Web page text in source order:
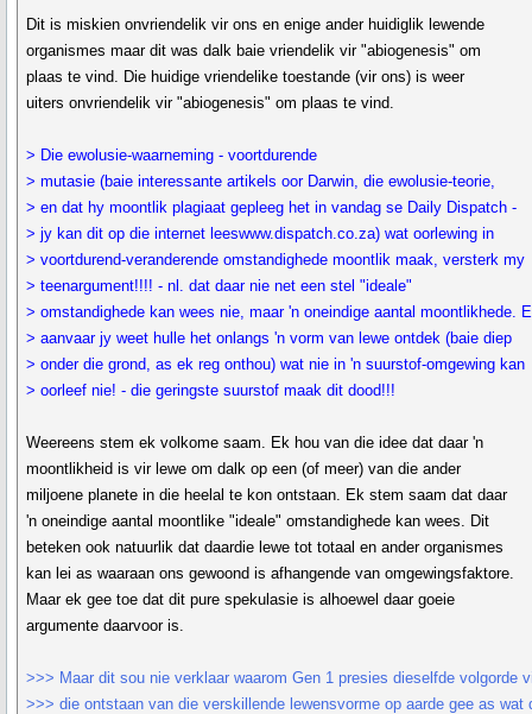
Dit is miskien onvriendelik vir ons en enige ander huidiglik lewende
organismes maar dit was dalk baie vriendelik vir "abiogenesis" om
plaas te vind. Die huidige vriendelike toestande (vir ons) is weer
uiters onvriendelik vir "abiogenesis" om plaas te vind.
> Die ewolusie-waarneming - voortdurende
> mutasie (baie interessante artikels oor Darwin, die ewolusie-teorie,
> en dat hy moontlik plagiaat gepleeg het in vandag se Daily Dispatch -
> jy kan dit op die internet leeswww.dispatch.co.za) wat oorlewing in
> voortdurend-veranderende omstandighede moontlik maak, versterk my
> teenargument!!!! - nl. dat daar nie net een stel "ideale"
> omstandighede kan wees nie, maar 'n oneindige aantal moontlikhede.
> aanvaar jy weet hulle het onlangs 'n vorm van lewe ontdek (baie diep
> onder die grond, as ek reg onthou) wat nie in 'n suurstof-omgewing kan
> oorleef nie! - die geringste suurstof maak dit dood!!!
Weereens stem ek volkome saam. Ek hou van die idee dat daar 'n
moontlikheid is vir lewe om dalk op een (of meer) van die ander
miljoene planete in die heelal te kon ontstaan. Ek stem saam dat daar
'n oneindige aantal moontlike "ideale" omstandighede kan wees. Dit
beteken ook natuurlik dat daardie lewe tot totaal en ander organismes
kan lei as waaraan ons gewoond is afhangende van omgewingsfaktore.
Maar ek gee toe dat dit pure spekulasie is alhoewel daar goeie
argumente daarvoor is.
>>> Maar dit sou nie verklaar waarom Gen 1 presies dieselfde volgorde
>>> die ontstaan van die verskillende lewensvorme op aarde gee as wat